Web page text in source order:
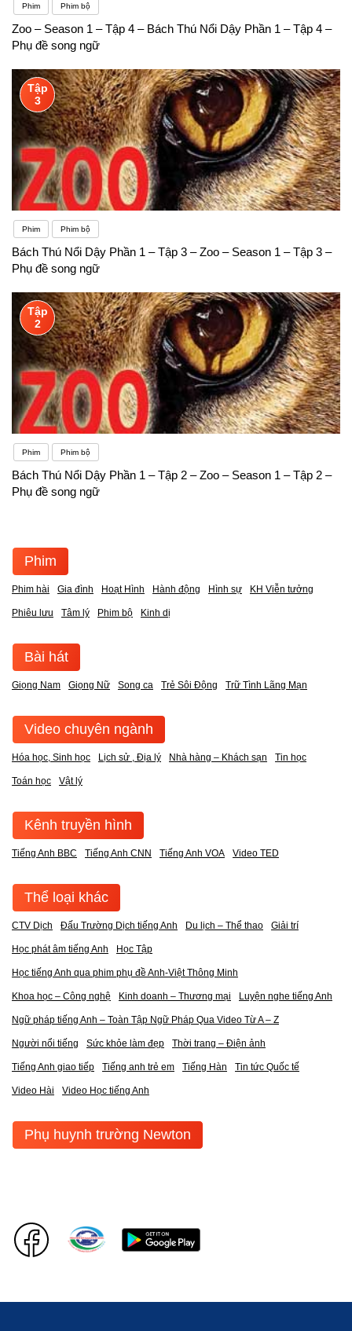
Phim Phim bộ
Zoo – Season 1 – Tập 4 – Bách Thú Nổi Dậy Phần 1 – Tập 4 –
Phụ đề song ngữ
Tập
3
Phim Phim bộ
Bách Thú Nổi Dậy Phần 1 – Tập 3 – Zoo – Season 1 – Tập 3 –
Phụ đề song ngữ
Tập
2
Phim Phim bộ
Bách Thú Nổi Dậy Phần 1 – Tập 2 – Zoo – Season 1 – Tập 2 –
Phụ đề song ngữ
Phim
Phim hài Gia đình Hoạt Hình Hành động Hình sự KH Viễn tưởng
Phiêu lưu Tâm lý Phim bộ Kinh dị
Bài hát
Giọng Nam Giọng Nữ Song ca Trẻ Sôi Động Trữ Tình Lãng Mạn
Video chuyên ngành
Hóa học, Sinh học Lịch sử , Địa lý Nhà hàng – Khách sạn Tin học
Toán học Vật lý
Kênh truyền hình
Tiếng Anh BBC Tiếng Anh CNN Tiếng Anh VOA Video TED
Thể loại khác
CTV Dịch Đấu Trường Dịch tiếng Anh Du lịch – Thể thao Giải trí
Học phát âm tiếng Anh Học Tập
Học tiếng Anh qua phim phụ đề Anh-Việt Thông Minh
Khoa học – Công nghệ Kinh doanh – Thương mại Luyện nghe tiếng Anh
Ngữ pháp tiếng Anh – Toàn Tập Ngữ Pháp Qua Video Từ A – Z
Người nổi tiếng Sức khỏe làm đẹp Thời trang – Điện ảnh
Tiếng Anh giao tiếp Tiếng anh trẻ em Tiếng Hàn Tin tức Quốc tế
Video Hài Video Học tiếng Anh
Phụ huynh trường Newton